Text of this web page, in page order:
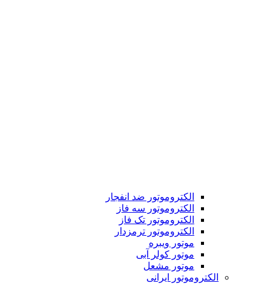
الکتروموتور ضد انفجار
الکتروموتور سه فاز
الکتروموتور تک فاز
الکتروموتور ترمزدار
موتور ویبره
موتور کولر آبی
موتور مشعل
الکتروموتور ایرانی